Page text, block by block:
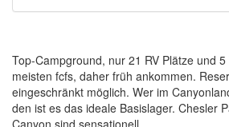
Top-Campground, nur 21 RV Plätze und
meisten fcfs, daher früh ankommen.
eingeschränkt möglich. Wer im
den ist es das ideale Basislager. Chesler
Canyon sind sensationell.